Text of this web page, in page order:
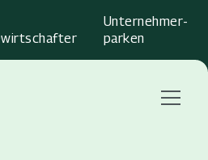
Unternehmer­
parken
Menu